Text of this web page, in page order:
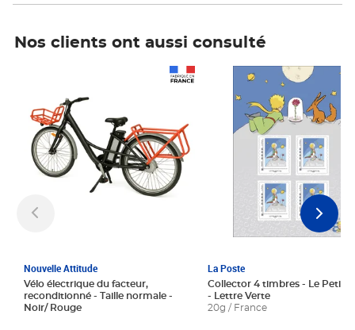
Nos clients ont aussi consulté
Nouvelle Attitude
Vélo électrique du facteur,
reconditionné - Taille normale -
Noir/ Rouge
La Poste
Collector 4 timbres - Le Petit
- Lettre Verte
20g / France
Prix 6,25€ HT